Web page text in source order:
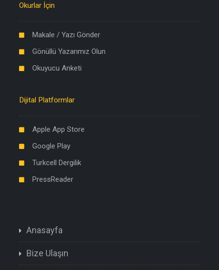
Okurlar İçin
Makale / Yazı Gönder
Gönüllü Yazarımız Olun
Okuyucu Anketi
Dijital Platformlar
Apple App Store
Google Play
Turkcell Dergilik
PressReader
Anasayfa
Bize Ulaşın